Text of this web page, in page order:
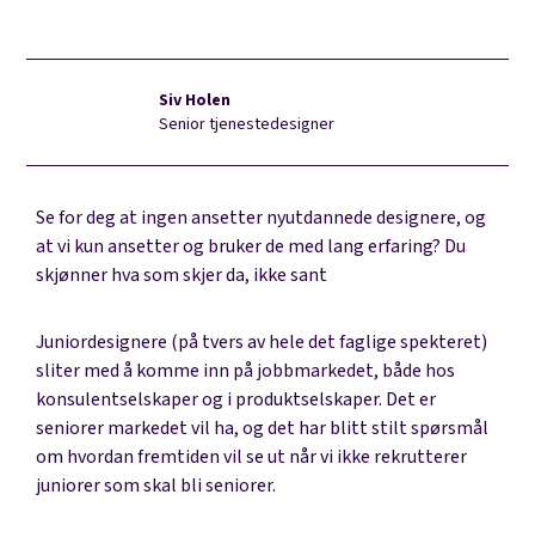
Siv Holen
Senior tjenestedesigner
Se for deg at ingen ansetter nyutdannede designere, og
at vi kun ansetter og bruker de med lang erfaring? Du
skjønner hva som skjer da, ikke sant
Juniordesignere (på tvers av hele det faglige spekteret)
sliter med å komme inn på jobbmarkedet, både hos
konsulentselskaper og i produktselskaper. Det er
seniorer markedet vil ha, og det har blitt stilt spørsmål
om hvordan fremtiden vil se ut når vi ikke rekrutterer
juniorer som skal bli seniorer.